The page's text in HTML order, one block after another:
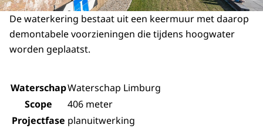
De waterkering bestaat uit een keermuur met daarop
demontabele voorzieningen die tijdens hoogwater
worden geplaatst.
WaterschapWaterschap Limburg
Scope
406 meter
Projectfase planuitwerking